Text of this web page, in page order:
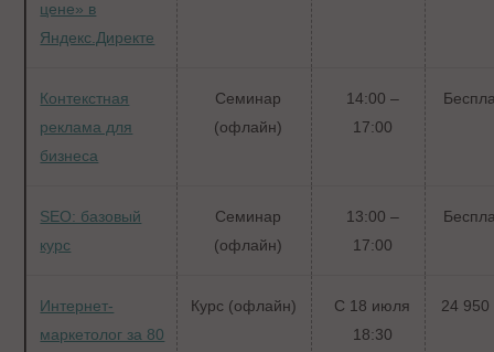
цене» в
Яндекс.Директе
Контекстная
реклама для
бизнеса
Семинар
(офлайн)
14:00 –
17:00
SEO: базовый
курс
Семинар
(офлайн)
13:00 –
17:00
Интернет-
маркетолог за 80
Курс (офлайн)
С 18 июля
18:30
24 950